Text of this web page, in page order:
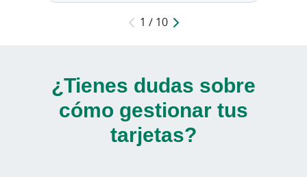
1 / 10
¿Tienes dudas sobre
cómo gestionar tus
tarjetas?